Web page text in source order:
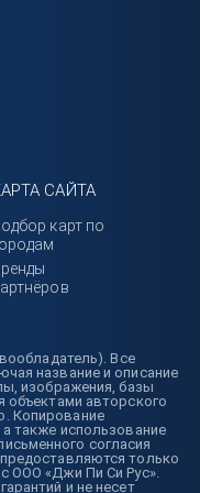
Все
название и описание
изображения, базы
объектами авторского
Копирование
также использование
согласия
только
ООО «Джи Пи Си Рус».
и не несет
САЙТА
карт по